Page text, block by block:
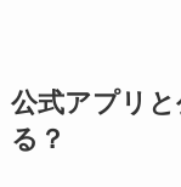
公式アプリ
る？